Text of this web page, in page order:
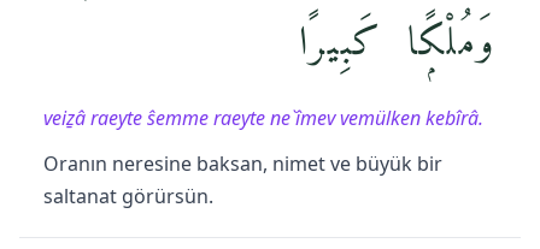
وَمُلْكًۭا كَبِيرًا
veiẕâ raeyte ŝemme raeyte ne`îmev vemülken kebîrâ.
Oranın neresine baksan, nimet ve büyük bir
saltanat görürsün.